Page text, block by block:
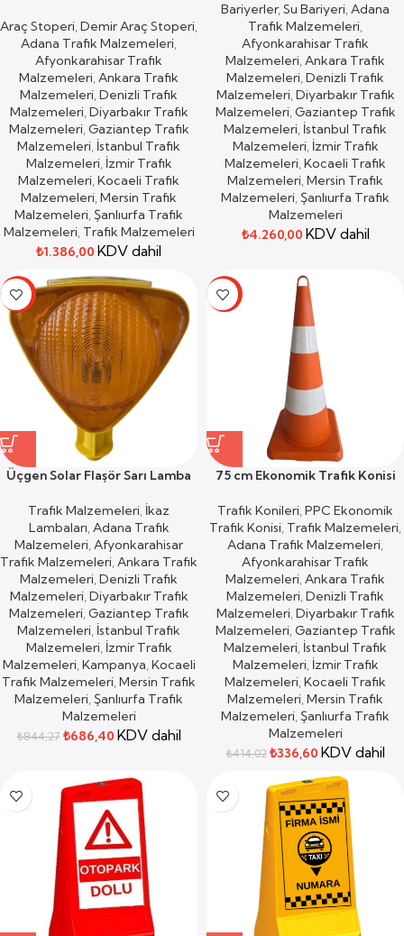
Araç Stoperi,Demir Araç Stoperi,
Adana Trafik Malzemeleri,
Afyonkarahisar Trafik
Malzemeleri,Ankara Trafik
Malzemeleri,Denizli Trafik
Malzemeleri,Diyarbakır Trafik
Malzemeleri,Gaziantep Trafik
Malzemeleri, İstanbul Trafik
Malzemeleri, İzmir Trafik
Malzemeleri,Kocaeli Trafik
Malzemeleri,Mersin Trafik
Malzemeleri,Şanlıurfa Trafik
Malzemeleri, Trafik Malzemeleri
₺1.386,00 KDV dahil
Bariyerler,Su Bariyeri,Adana
Trafik Malzemeleri,
Afyonkarahisar Trafik
Malzemeleri,Ankara Trafik
Malzemeleri,Denizli Trafik
Malzemeleri,Diyarbakır Trafik
Malzemeleri,Gaziantep Trafik
Malzemeleri, İstanbul Trafik
Malzemeleri, İzmir Trafik
Malzemeleri,Kocaeli Trafik
Malzemeleri,Mersin Trafik
Malzemeleri,Şanlıurfa Trafik
Malzemeleri
₺4.260,00 KDV dahil
-19%
Üçgen Solar Flaşör Sarı Lamba
Trafik Malzemeleri, İkaz
Lambaları,Adana Trafik
Malzemeleri,Afyonkarahisar
Trafik Malzemeleri,Ankara Trafik
Malzemeleri,Denizli Trafik
Malzemeleri,Diyarbakır Trafik
Malzemeleri,Gaziantep Trafik
Malzemeleri, İstanbul Trafik
Malzemeleri, İzmir Trafik
Malzemeleri,Kampanya,Kocaeli
Trafik Malzemeleri,Mersin Trafik
Malzemeleri,Şanlıurfa Trafik
Malzemeleri
₺844,27 ₺686,40 KDV dahil
-19%
75 cm Ekonomik Trafik Konisi
Trafik Konileri,PPC Ekonomik
Trafik Konisi, Trafik Malzemeleri,
Adana Trafik Malzemeleri,
Afyonkarahisar Trafik
Malzemeleri,Ankara Trafik
Malzemeleri,Denizli Trafik
Malzemeleri,Diyarbakır Trafik
Malzemeleri,Gaziantep Trafik
Malzemeleri, İstanbul Trafik
Malzemeleri, İzmir Trafik
Malzemeleri,Kocaeli Trafik
Malzemeleri,Mersin Trafik
Malzemeleri,Şanlıurfa Trafik
Malzemeleri
₺414,02 ₺336,60 KDV dahil